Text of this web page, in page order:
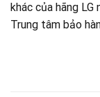
khác của hãng
Trung tâm bảo